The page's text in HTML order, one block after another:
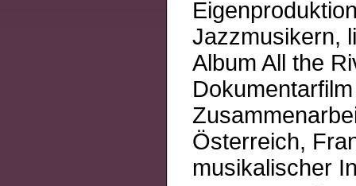
Jazzmusikern,
Album All the
Österreich,
musikalischer